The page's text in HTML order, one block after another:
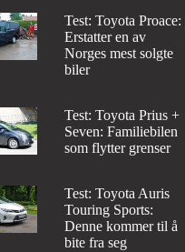
Test: Toyota Proace:
Erstatter en av
Norges mest solgte
biler
Test: Toyota Prius +
Seven: Familiebilen
som flytter grenser
Test: Toyota Auris
Touring Sports:
Denne kommer til å
bite fra seg